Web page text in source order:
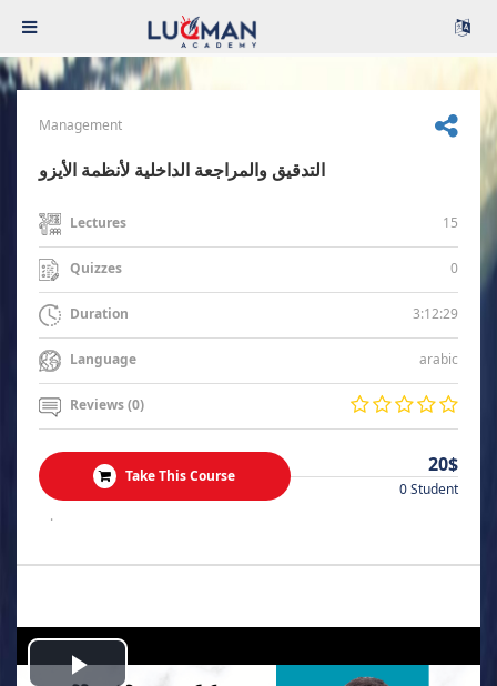
Management
التدقيق والمراجعة الداخلية لأنظمة الأيزو
Lectures 15
Quizzes 0
Duration 3:12:29
Language arabic
Reviews (0)
Take This Course 20$
0 Student
.